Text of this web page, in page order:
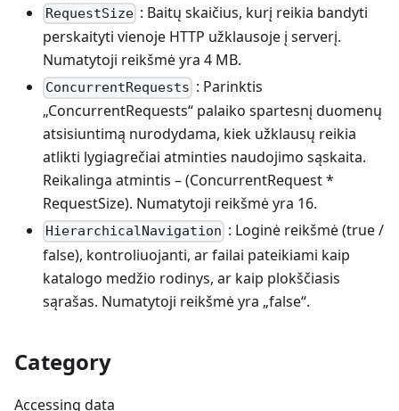
RequestSize : Baitų skaičius, kurį reikia bandyti
perskaityti vienoje HTTP užklausoje į serverį.
Numatytoji reikšmė yra 4 MB.
ConcurrentRequests : Parinktis
„ConcurrentRequests“ palaiko spartesnį duomenų
atsisiuntimą nurodydama, kiek užklausų reikia
atlikti lygiagrečiai atminties naudojimo sąskaita.
Reikalinga atmintis – (ConcurrentRequest *
RequestSize). Numatytoji reikšmė yra 16.
HierarchicalNavigation : Loginė reikšmė (true /
false), kontroliuojanti, ar failai pateikiami kaip
katalogo medžio rodinys, ar kaip plokščiasis
sąrašas. Numatytoji reikšmė yra „false“.
Category
Accessing data